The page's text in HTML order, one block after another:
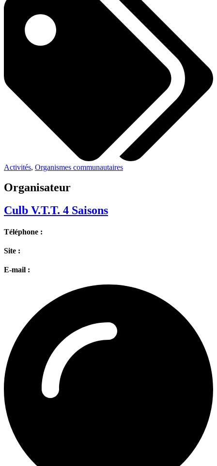
Activités, Organismes communautaires
Organisateur
Culb V.T.T. 4 Saisons
Téléphone :
Site :
E-mail :